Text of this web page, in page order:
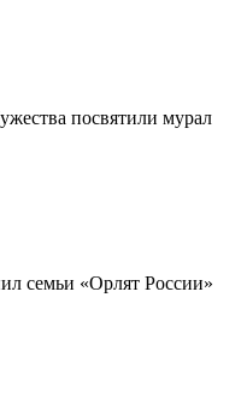
посвятили мурал
семьи «Орлят России»